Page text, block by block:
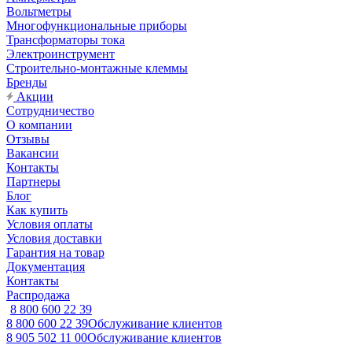
Вольтметры
Многофункциональные приборы
Трансформаторы тока
Электроинструмент
Строительно-монтажные клеммы
Бренды
Акции
Сотрудничество
О компании
Отзывы
Вакансии
Контакты
Партнеры
Блог
Как купить
Условия оплаты
Условия доставки
Гарантия на товар
Документация
Контакты
Распродажа
8 800 600 22 39
8 800 600 22 39Обслуживание клиентов
8 905 502 11 00Обслуживание клиентов